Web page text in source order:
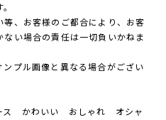
、お客様のご都合により、お客
い場合の責任は一切負いかねま
プル画像と異なる場合がござい
ス かわいい おしゃれ オシャ